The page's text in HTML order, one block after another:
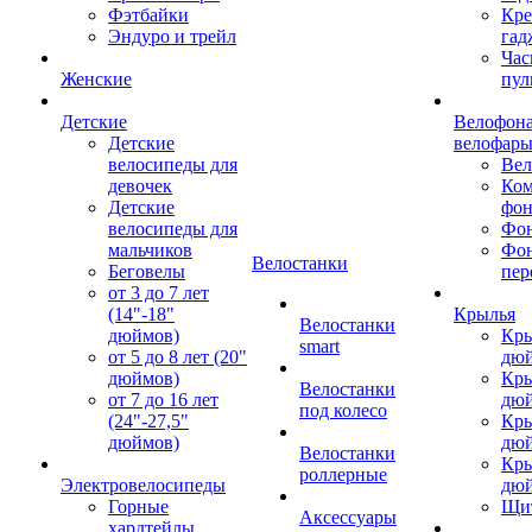
Фэтбайки
Эндуро и трейл
Женские
Детские
Детские
велосипеды для
девочек
Детские
велосипеды для
мальчиков
Беговелы
от 3 до 7 лет
(14"-18"
дюймов)
от 5 до 8 лет (20"
дюймов)
от 7 до 16 лет
(24"-27,5"
дюймов)
Электровелосипеды
Горные
хардтейлы
Велостанки
Велостанки
smart
Велостанки
под колесо
Велостанки
роллерные
Аксессуары
велофары
Крылья